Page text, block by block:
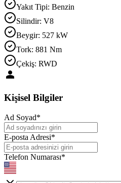
Yakıt Tipi: Benzin
Silindir: V8
Beygir: 527 kW
Tork: 881 Nm
Çekiş: RWD
Kişisel Bilgiler
Ad Soyad*
E-posta Adresi*
Telefon Numarası*